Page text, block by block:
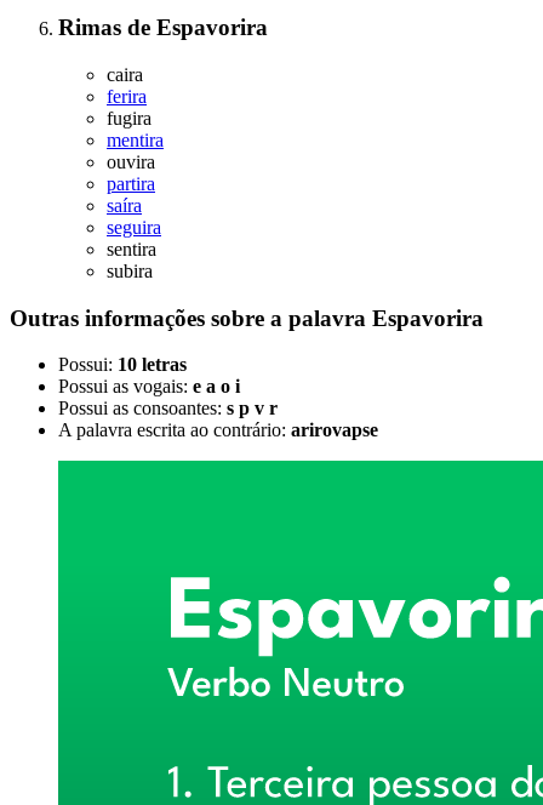
Rimas de Espavorira
caira
ferira
fugira
mentira
ouvira
partira
saíra
seguira
sentira
subira
Outras informações sobre a palavra Espavorira
Possui: 10 letras
Possui as vogais: e a o i
Possui as consoantes: s p v r
A palavra escrita ao contrário: arirovapse